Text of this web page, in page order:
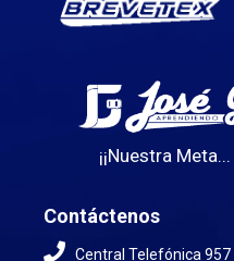
¡¡Nuestra
Contáctenos
Central Telefónica 957